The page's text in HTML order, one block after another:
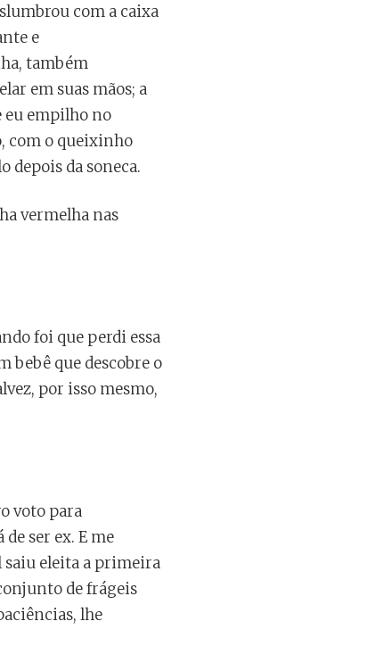
com a caixa
e
também
em suas mãos; a
eu empilho no
com o queixinho
depois da soneca.
vermelha nas
foi que perdi essa
bebê que descobre o
por isso mesmo,
voto para
ser ex. E me
eleita a primeira
de frágeis
lhe